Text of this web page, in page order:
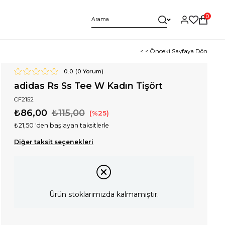
0
< < Önceki Sayfaya Dön
0.0 (0 Yorum)
adidas Rs Ss Tee W Kadın Tişört
CF2152
₺115,00
₺86,00 25
₺21,50 'den başlayan taksitlerle
Diğer taksit seçenekleri
Ürün stoklarımızda kalmamıştır.